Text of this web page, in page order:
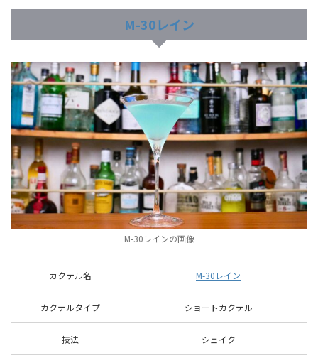
M-30レイン
M-30レインの画像
カクテル名 M-30レイン
カクテルタイプ ショートカクテル
技法 シェイク